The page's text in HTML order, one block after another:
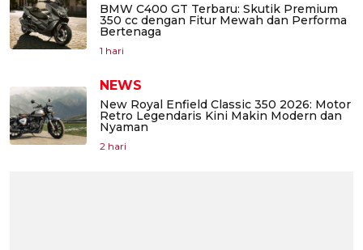
BMW C400 GT Terbaru: Skutik Premium
350 cc dengan Fitur Mewah dan Performa
Bertenaga
1 hari
NEWS
New Royal Enfield Classic 350 2026: Motor
Retro Legendaris Kini Makin Modern dan
Nyaman
2 hari